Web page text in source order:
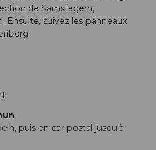
de Samstagern,
Ensuite, suivez les panneaux
puis en car postal jusqu'à